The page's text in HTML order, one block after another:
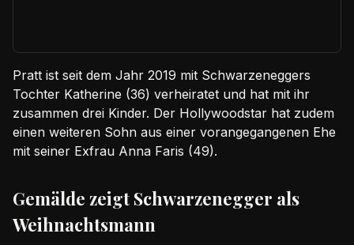
Pratt ist seit dem Jahr 2019 mit Schwarzeneggers
Tochter Katherine (36) verheiratet und hat mit ihr
zusammen drei Kinder. Der Hollywoodstar hat zudem
einen weiteren Sohn aus einer vorangegangenen Ehe
mit seiner Exfrau Anna Faris (49).
Gemälde zeigt Schwarzenegger als
Weihnachtsmann